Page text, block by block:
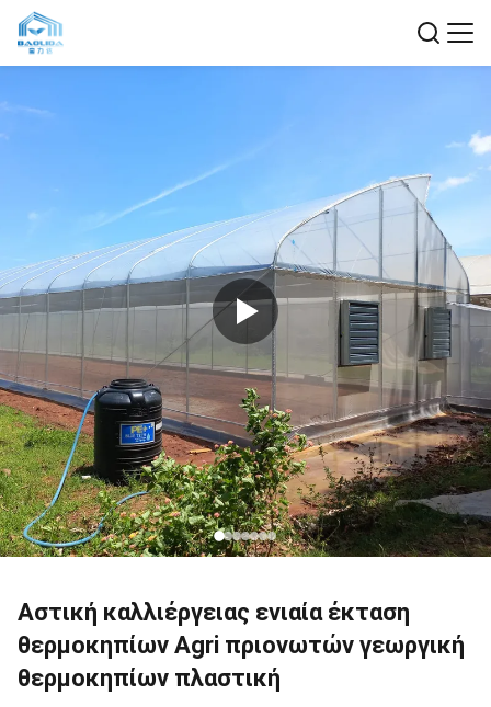
Αστική καλλιέργειας ενιαία έκταση
θερμοκηπίων Agri πριονωτών γεωργική
θερμοκηπίων πλαστική